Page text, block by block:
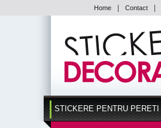
Home Contact
STICKERE PENTRU PERETI